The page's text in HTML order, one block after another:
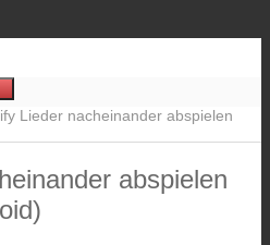
Lieder nacheinander abspielen
abspielen